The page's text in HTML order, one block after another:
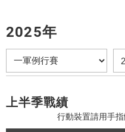
2025年
上半季戰績